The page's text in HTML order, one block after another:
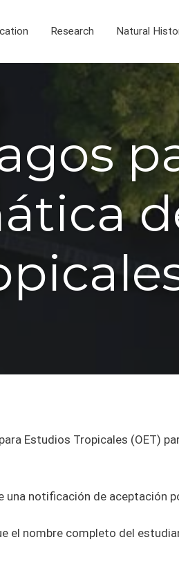
Research Natural
Estudios Tropicales (OET)
una notificación de aceptación
el nombre completo del